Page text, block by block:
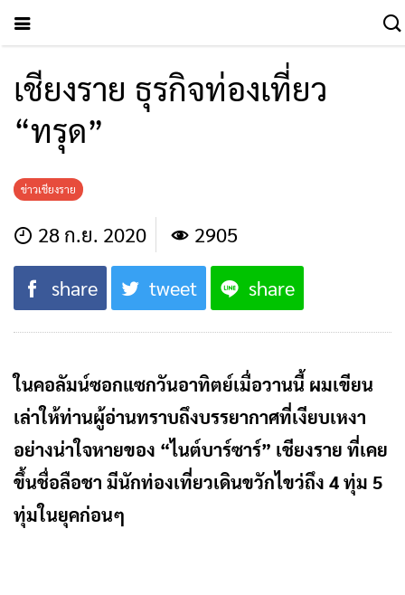
เชียงราย ธุรกิจท่องเที่ยว
“ทรุด”
ข่าวเชียงราย
28 ก.ย. 2020 2905
share tweet share
ในคอลัมน์ซอกแซกวันอาทิตย์เมื่อวานนี้ ผมเขียน
เล่าให้ท่านผู้อ่านทราบถึงบรรยากาศที่เงียบเหงา
อย่างน่าใจหายของ “ไนต์บาร์ซาร์” เชียงราย ที่เคย
ขึ้นชื่อลือชา มีนักท่องเที่ยวเดินขวักไขว่ถึง 4 ทุ่ม 5
ทุ่มในยุคก่อนๆ